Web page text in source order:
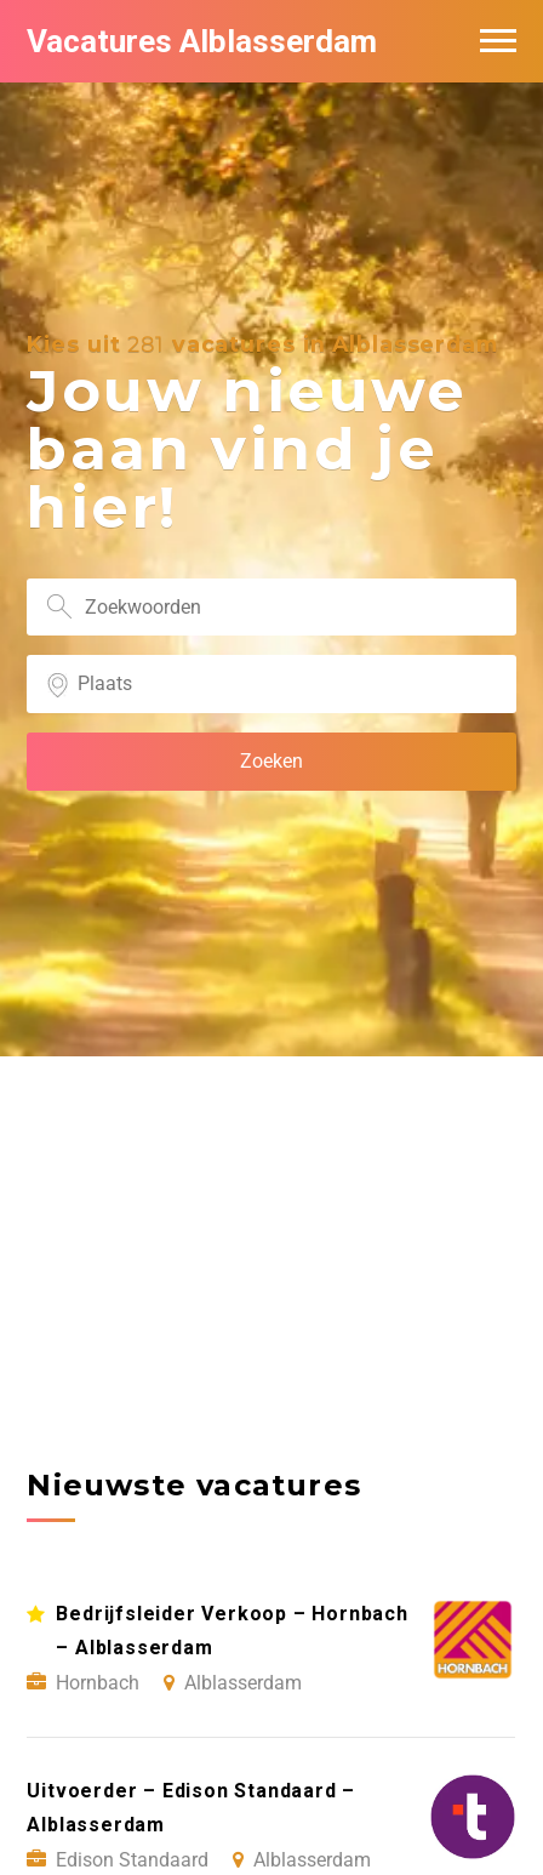
Vacatures Alblasserdam
Kies uit281 vacatures in Alblasserdam
Jouw nieuwe
baan vind je
hier!
Nieuwste vacatures
Bedrijfsleider Verkoop – Hornbach
– Alblasserdam
Hornbach
Alblasserdam
Uitvoerder – Edison Standaard –
Alblasserdam
Edison Standaard
Alblasserdam
Vacatures per bedrijf in Alblasserdam
De populairste vacatures in Alblasserdam